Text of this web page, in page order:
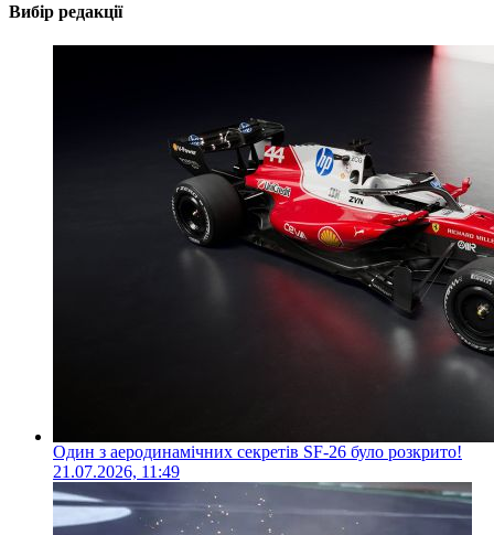
Вибір редакції
Один з аеродинамічних секретів SF-26 було розкрито!
21.07.2026, 11:49